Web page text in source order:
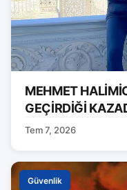
MEHMET
GEÇİRDİĞİ
Tem 7, 2026
Güvenlik